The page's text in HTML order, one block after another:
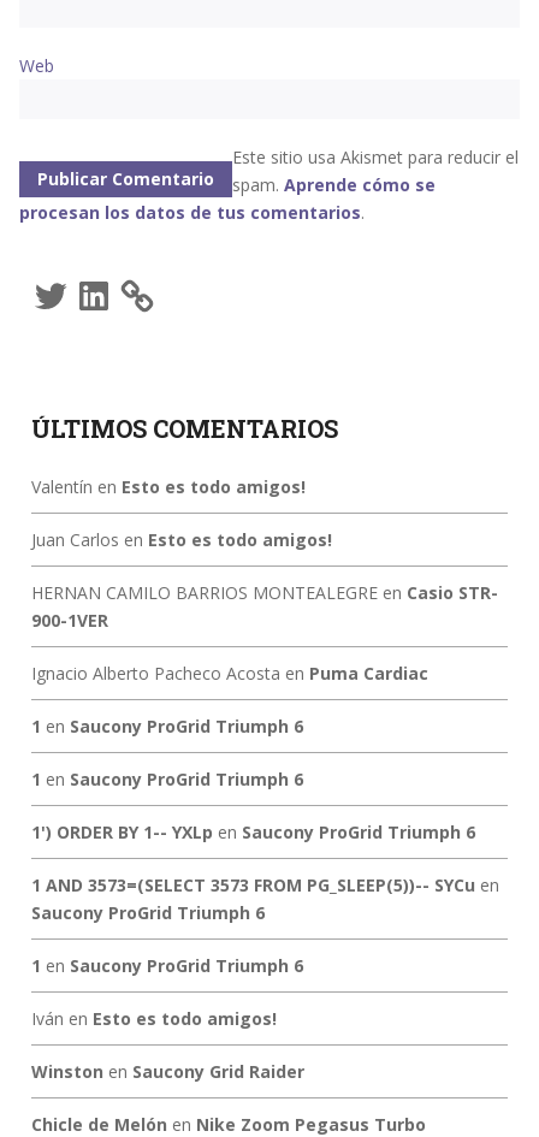
Web
Este sitio usa Akismet para reducir el
spam. Aprende cómo se
procesan los datos de tus comentarios.
TwitterLinkedIn
ÚLTIMOS COMENTARIOS
Valentín en Esto es todo amigos!
Juan Carlos en Esto es todo amigos!
HERNAN CAMILO BARRIOS MONTEALEGREen Casio STR-
900-1VER
Ignacio Alberto Pacheco Acosta en Puma Cardiac
1 en Saucony ProGrid Triumph 6
1 en Saucony ProGrid Triumph 6
1') ORDER BY 1-- YXLp en Saucony ProGrid Triumph 6
1 AND 3573=(SELECT 3573 FROM PG_SLEEP(5))-- SYCu en
Saucony ProGrid Triumph 6
1 en Saucony ProGrid Triumph 6
Iván en Esto es todo amigos!
Winston en Saucony Grid Raider
Chicle de Melón en Nike Zoom Pegasus Turbo